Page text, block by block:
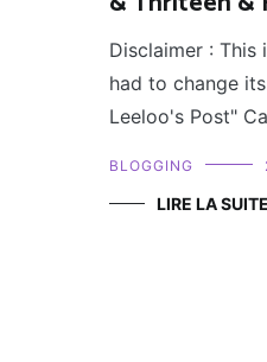
Disclaimer : This
had to change
Leeloo's Post"
BLOGGING
LIRE LA SUITE